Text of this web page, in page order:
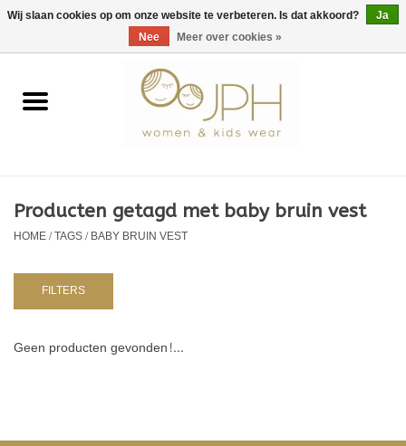
EUR/GBP/USD 0 Artikelen - €0,00
Home
Kids
NURSERY / TABLEWARE
Producten getagd met baby bruin vest
HOME/TAGS/BABY BRUIN VEST
FILTERS
Geen producten gevonden!...
Wij slaan cookies op om onze website te verbeteren. Is dat akkoord?
Ja
Nee
Meer over cookies »